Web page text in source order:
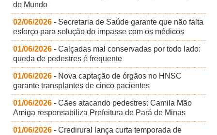
do Mundo
02/06/2026 - Secretaria de Saúde garante que não falta
esforço para solução do impasse com os médicos
01/06/2026 - Calçadas mal conservadas por todo lado:
queda de pedestres é frequente
01/06/2026 - Nova captação de órgãos no HNSC
garante transplantes de cinco pacientes
01/06/2026 - Cães atacando pedestres: Camila Mão
Amiga responsabiliza Prefeitura de Pará de Minas
01/06/2026 - Credirural lança curta temporada de